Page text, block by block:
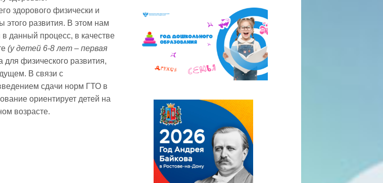
здорового физически и
этого развития. В этом нам
данный процесс, в качестве
(у детей 6-8 лет – первая
физического развития,
В связи с
сдачи норм ГТО в
ориентирует детей на
возрасте.